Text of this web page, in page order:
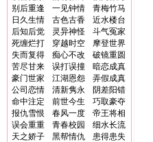
别后重逢
一见钟情
青梅竹马
日久生情
古色古香
近水楼台
后知后觉
灵异神怪
斗气冤家
死缠烂打
穿越时空
摩登世界
失而复得
痴心不改
破镜重圆
苦尽甘来
误打误撞
暗恋成真
豪门世家
江湖恩怨
弄假成真
公司恋情
清新隽永
阴差阳错
命中注定
前世今生
巧取豪夺
报仇雪恨
春风一度
帝王将相
误会重重
青春校园
细水长流
天之娇子
黑帮情仇
患得患失